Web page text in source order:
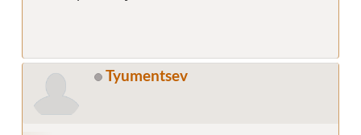
Tyumentsev